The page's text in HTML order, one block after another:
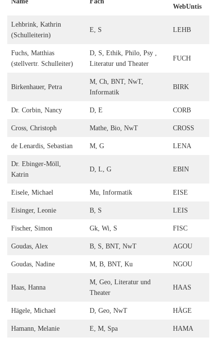
WebUntis
Lehbrink, Kathrin
(Schulleiterin)
E, S LEHB
Fuchs, Matthias
(stellvertr. Schulleiter)
D, S, Ethik, Philo, Psy ,
Literatur und Theater
FUCH
Birkenhauer, Petra
M, Ch, BNT, NwT,
Informatik
BIRK
Dr. Corbin, Nancy D, E CORB
Cross, Christoph Mathe, Bio, NwT CROSS
de Lenardis, Sebastian M, G LENA
Dr. Ebinger-Möll,
Katrin
D, L, G EBIN
Eisele, Michael Mu, Informatik EISE
Eisinger, Leonie B, S LEIS
Fischer, Simon Gk, Wi, S FISC
Goudas, Alex B, S, BNT, NwT AGOU
Goudas, Nadine M, B, BNT, Ku NGOU
Haas, Hanna
M, Geo, Literatur und
Theater
HAAS
Hägele, Michael D, Geo, NwT HÄGE
Hamann, Melanie E, M, Spa HAMA